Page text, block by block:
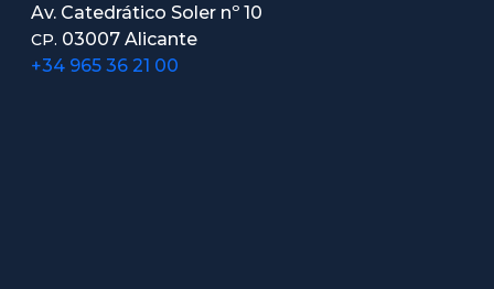
Av. Catedrático Soler nº 10
CP. 03007 Alicante
+34 965 36 21 00